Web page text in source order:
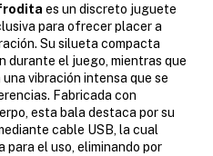
es un discreto juguete
para ofrecer placer a
Su silueta compacta
durante el juego, mientras que
vibración intensa que se
Fabricada con
esta bala destaca por su
cable USB, la cual
para el uso, eliminando por